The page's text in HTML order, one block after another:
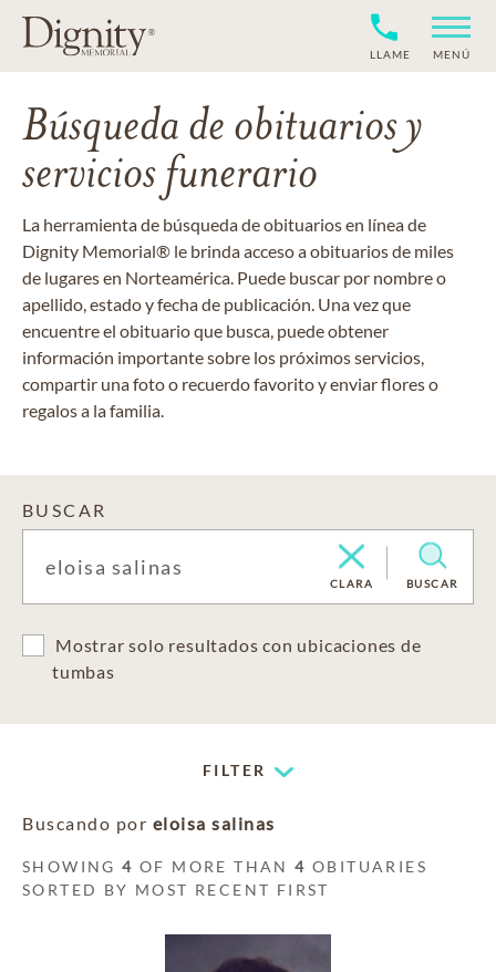
LLAME MENÚ
Búsqueda de obituarios y
servicios funerario
La herramienta de búsqueda de obituarios en línea de
Dignity Memorial® le brinda acceso a obituarios de miles
de lugares en Norteamérica. Puede buscar por nombre o
apellido, estado y fecha de publicación. Una vez que
encuentre el obituario que busca, puede obtener
información importante sobre los próximos servicios,
compartir una foto o recuerdo favorito y enviar flores o
regalos a la familia.
BUSCAR
CLARA BUSCAR
Mostrar solo resultados con ubicaciones de
tumbas
FILTER
Buscando por eloisa salinas
SHOWING4 OF MORE THAN4 OBITUARIES
SORTED BY MOST RECENT FIRST